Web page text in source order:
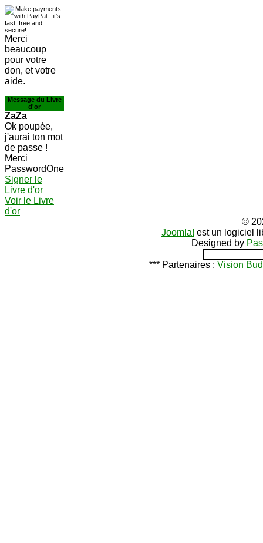
Merci
beaucoup
pour votre
don, et votre
aide.
Message du Livre
d'or
ZaZa
Ok poupée,
j'aurai ton mot
de passe !
Merci
PasswordOne
Signer le
Livre d'or
Voir le Livre
d'or
©
Joomla! est un logiciel
Designed by
*** Partenaires : Vision